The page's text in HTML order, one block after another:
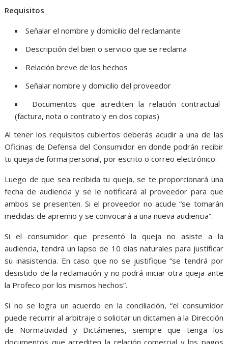
Requisitos
Señalar el nombre y domicilio del reclamante
Descripción del bien o servicio que se reclama
Relación breve de los hechos
Señalar nombre y domicilio del proveedor
Documentos que acrediten la relación contractual
(factura, nota o contrato y en dos copias)
Al tener los requisitos cubiertos deberás acudir a una de las
Oficinas de Defensa del Consumidor en donde podrán recibir
tu queja de forma personal, por escrito o correo electrónico.
Luego de que sea recibida tu queja, se te proporcionará una
fecha de audiencia y se le notificará al proveedor para que
ambos se presenten. Si el proveedor no acude “se tomarán
medidas de apremio y se convocará a una nueva audiencia”.
Si el consumidor que presentó la queja no asiste a la
audiencia, tendrá un lapso de 10 días naturales para justificar
su inasistencia. En caso que no se justifique “se tendrá por
desistido de la reclamación y no podrá iniciar otra queja ante
la Profeco por los mismos hechos”.
Si no se logra un acuerdo en la conciliación, “el consumidor
puede recurrir al arbitraje o solicitar un dictamen a la Dirección
de Normatividad y Dictámenes, siempre que tenga los
documentos que acrediten la relación comercial y los pagos